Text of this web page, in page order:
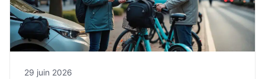
29 juin 2026